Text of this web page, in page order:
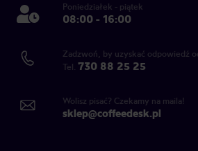
Poniedziałek - piątek
08:00 - 16:00
Zadzwoń, by uzyskać odpowiedź
Tel. 730 88 25 25
Wolisz pisać? Czekamy na maila!
sklep@coffeedesk.pl